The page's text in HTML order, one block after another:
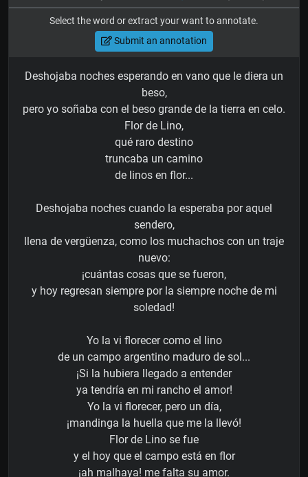
Select the word or extract your want to annotate.
Submit an annotation
Deshojaba noches esperando en vano que le diera un
beso,
pero yo soñaba con el beso grande de la tierra en celo.
Flor de Lino,
qué raro destino
truncaba un camino
de linos en flor...
Deshojaba noches cuando la esperaba por aquel
sendero,
llena de vergüenza, como los muchachos con un traje
nuevo:
¡cuántas cosas que se fueron,
y hoy regresan siempre por la siempre noche de mi
soledad!
Yo la vi florecer como el lino
de un campo argentino maduro de sol...
¡Si la hubiera llegado a entender
ya tendría en mi rancho el amor!
Yo la vi florecer, pero un día,
¡mandinga la huella que me la llevó!
Flor de Lino se fue
y el hoy que el campo está en flor
¡ah malhaya! me falta su amor.